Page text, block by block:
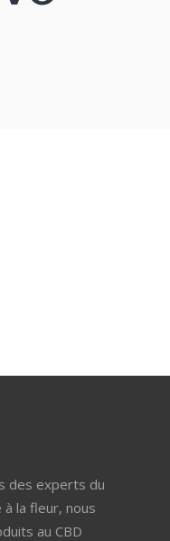
des experts du
à la fleur, nous
au CBD